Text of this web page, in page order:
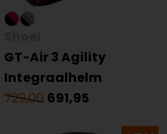
GT-Air 3 Agility
Integraalhelm
729,00 691,95